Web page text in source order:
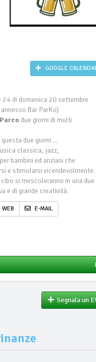
GOOGLE
di domenica 20 settembre
Bar ParKo)
due giorni di multi
questa due giorni ...
classica, jazz,
bambini ed anziani che
e stimolarsi vicendevolmente.
si mescoleranno in una due
e di grande creatività.
WEB E-MAIL
Segnala un